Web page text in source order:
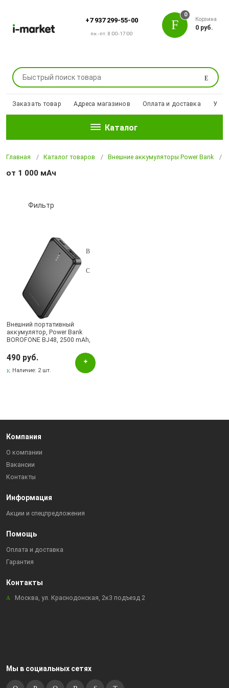
+7 937 299-55-00
пн.-пт. 8:00-17:00
Поиск
0
Корзина
0 руб.
Заказать товар Адреса магазинов Оплата и доставка
Каталог
Главная Каталог товаров Внешние аккумуляторы Power Bank
от 1 000 мАч
Фильтр
Подбор параметров
Цвет
Черный
Бренд
BOROFONE
Наличие в магазинах
Внешний портативный
аккумулятор, Power Bank
BOROFONE BJ48, 2500 mAh,
490 руб.
Наличие: 2 шт.
Компания
О компании
Вакансии
Контакты
Информация
Акции и спецпредложения
Помощь
Оплата и доставка
Гарантия
Контакты
Москва, ул. Краснодонская, 2к3 подъезд 2
Мы в социальных сетях